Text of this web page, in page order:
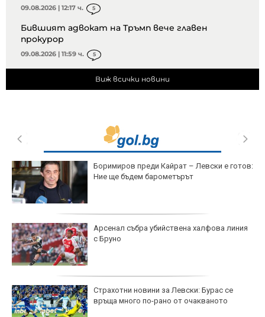
09.08.2026 | 12:17 ч. 5
Бившият адвокат на Тръмп вече главен
прокурор
09.08.2026 | 11:59 ч. 5
Виж всички новини
Боримиров преди Кайрат – Левски е готов:
Ние ще бъдем барометърът
Арсенал събра убийствена халфова линия
с Бруно
Страхотни новини за Левски: Бурас се
връща много по-рано от очакваното